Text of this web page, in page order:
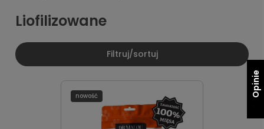
Liofilizowane
Filtruj/sortuj
nowość Opinie